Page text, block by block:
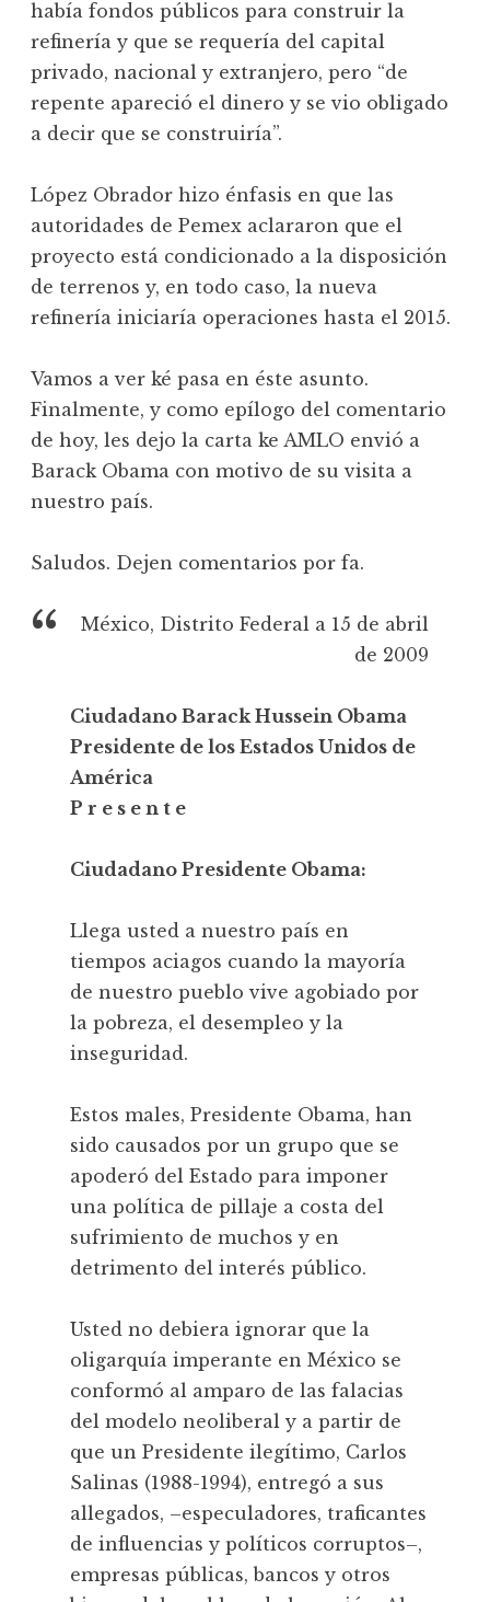
había fondos públicos para construir la
refinería y que se requería del capital
privado, nacional y extranjero, pero “de
repente apareció el dinero y se vio obligado
a decir que se construiría”.
López Obrador hizo énfasis en que las
autoridades de Pemex aclararon que el
proyecto está condicionado a la disposición
de terrenos y, en todo caso, la nueva
refinería iniciaría operaciones hasta el 2015.
Vamos a ver ké pasa en éste asunto.
Finalmente, y como epílogo del comentario
de hoy, les dejo la carta ke AMLO envió a
Barack Obama con motivo de su visita a
nuestro país.
Saludos. Dejen comentarios por fa.
México, Distrito Federal a 15 de abril
de 2009
Ciudadano Barack Hussein Obama
Presidente de los Estados Unidos de
América
P r e s e n t e
Ciudadano Presidente Obama:
Llega usted a nuestro país en
tiempos aciagos cuando la mayoría
de nuestro pueblo vive agobiado por
la pobreza, el desempleo y la
inseguridad.
Estos males, Presidente Obama, han
sido causados por un grupo que se
apoderó del Estado para imponer
una política de pillaje a costa del
sufrimiento de muchos y en
detrimento del interés público.
Usted no debiera ignorar que la
oligarquía imperante en México se
conformó al amparo de las falacias
del modelo neoliberal y a partir de
que un Presidente ilegítimo, Carlos
Salinas (1988-1994), entregó a sus
allegados, –especuladores, traficantes
de influencias y políticos corruptos–,
empresas públicas, bancos y otros